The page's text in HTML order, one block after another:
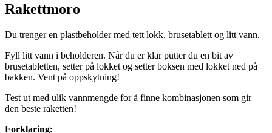
Rakettmoro
Du trenger en plastbeholder med tett lokk, brusetablett og litt vann.
Fyll litt vann i beholderen. Når du er klar putter du en bit av
brusetabletten, setter på lokket og setter boksen med lokket ned på
bakken. Vent på oppskytning!
Test ut med ulik vannmengde for å finne kombinasjonen som gir
den beste raketten!
Forklaring: